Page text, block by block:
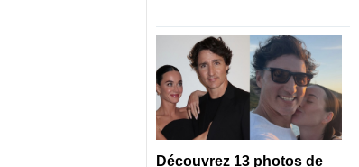
Découvrez 13 photos de